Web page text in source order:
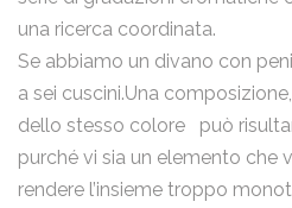
una ricerca coordinata.
Se abbiamo un divano con
a sei cuscini.Una
dello stesso colore può
purché vi sia un elemento che
rendere l’insieme troppo